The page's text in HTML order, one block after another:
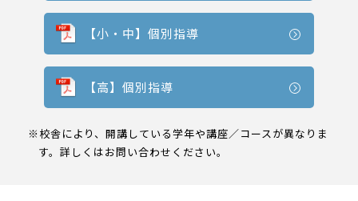
【小・中】個別指導
【高】個別指導
※校舎により、開講している学年や講座／コースが異なりま
す。詳しくはお問い合わせください。